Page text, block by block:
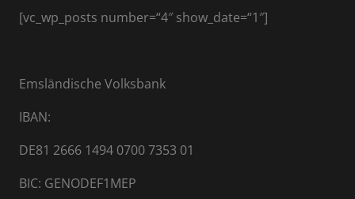
[vc_wp_posts number=“4″ show_date=“1″]
Emsländische Volksbank
IBAN:
DE81 2666 1494 0700 7353 01
BIC: GENODEF1MEP